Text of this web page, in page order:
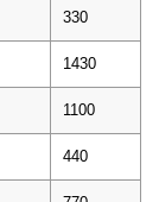
330
1430
1100
440